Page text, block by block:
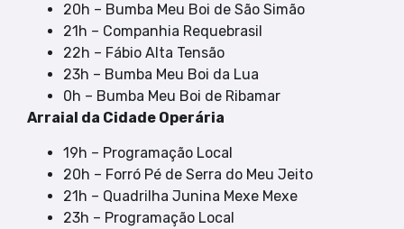
20h – Bumba Meu Boi de São Simão
21h – Companhia Requebrasil
22h – Fábio Alta Tensão
23h – Bumba Meu Boi da Lua
0h – Bumba Meu Boi de Ribamar
Arraial da Cidade Operária
19h – Programação Local
20h – Forró Pé de Serra do Meu Jeito
21h – Quadrilha Junina Mexe Mexe
23h – Programação Local